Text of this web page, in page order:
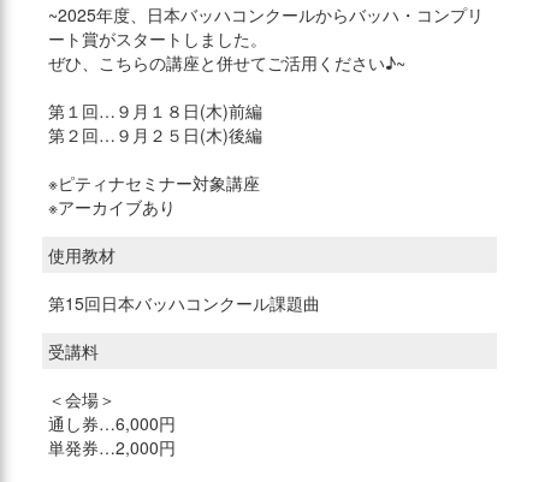
~2025年度、日本バッハコンクールからバッハ・コンプリ
ート賞がスタートしました。
ぜひ、こちらの講座と併せてご活用ください♪~
第１回…９月１８日(木)前編
第２回…９月２５日(木)後編
※ピティナセミナー対象講座
※アーカイブあり
使用教材
第15回日本バッハコンクール課題曲
受講料
＜会場＞
通し券…6,000円
単発券…2,000円